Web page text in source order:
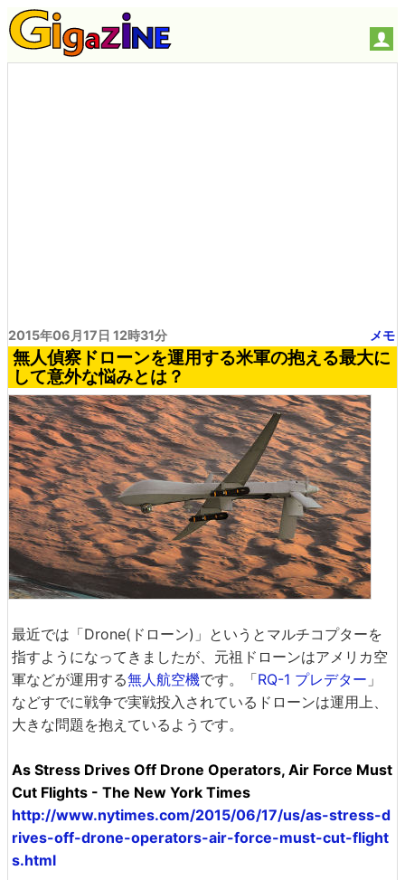
2015年06月17日 12時31分 メモ
無人偵察ドローンを運用する米軍の抱える最大に
して意外な悩みとは？
最近では「Drone(ドローン)」というとマルチコプターを
指すようになってきましたが、元祖ドローンはアメリカ空
軍などが運用する無人航空機です。「RQ-1 プレデター 」
などすでに戦争で実戦投入されているドローンは運用上、
大きな問題を抱えているようです。
As Stress Drives Off Drone Operators, Air Force Must
Cut Flights - The New York Times
http://www.nytimes.com/2015/06/17/us/as-stress-d
rives-off-drone-operators-air-force-must-cut-flight
s.html